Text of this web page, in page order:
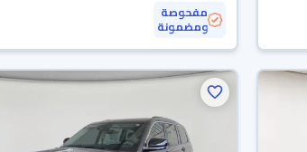
مفحوصة
ومضمونة